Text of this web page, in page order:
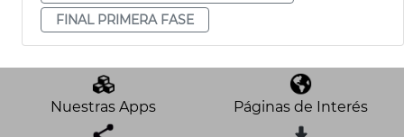
FINAL PRIMERA FASE
Nuestras Apps Páginas de Interés